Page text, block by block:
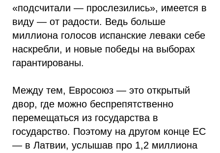
«подсчитали — прослезились», имеется в
виду — от радости. Ведь больше
миллиона голосов испанские леваки себе
наскребли, и новые победы на выборах
гарантированы.
Между тем, Евросоюз — это открытый
двор, где можно беспрепятственно
перемещаться из государства в
государство. Поэтому на другом конце ЕС
— в Латвии, услышав про 1,2 миллиона